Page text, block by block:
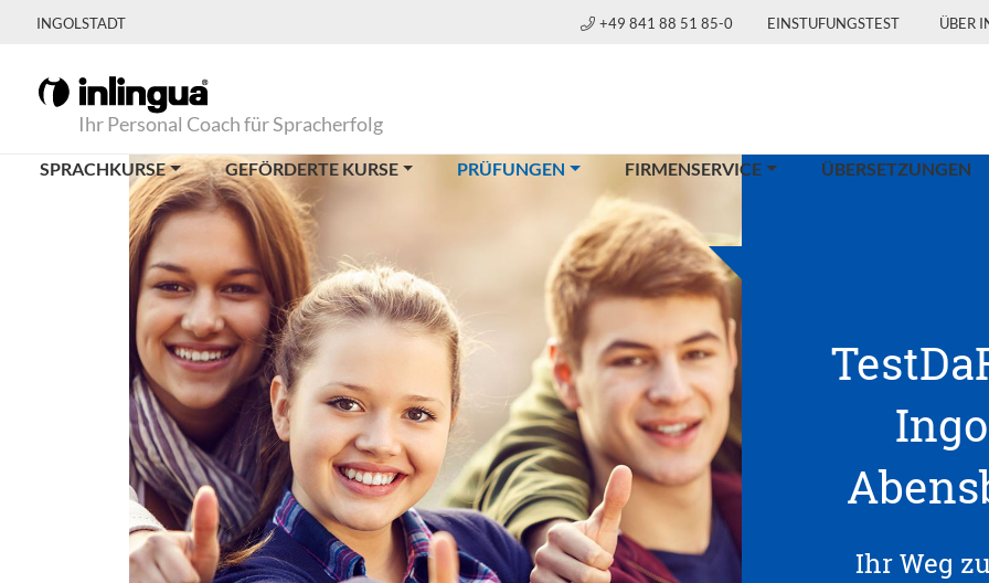
INGOLSTADT +49 841 88 51 85-0 EINSTUFUNGSTEST ÜBER
Ihr Personal Coach für Spracherfolg
SPRACHKURSE GEFÖRDERTE KURSE PRÜFUNGEN (CURRENT)FIRMENSERVICE ÜBERSETZUNGEN
Ihr Weg